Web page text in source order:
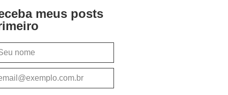
meus posts